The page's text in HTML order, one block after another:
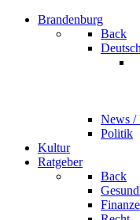
Brandenburg
Back
News /
Politik
Kultur
Ratgeber
Back